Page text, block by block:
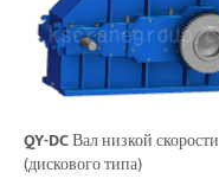
QY-DCВал низкой скорости
(дискового типа)